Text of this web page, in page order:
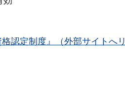
認定制度』（外部サイトへリ